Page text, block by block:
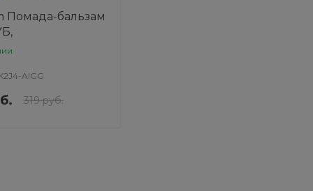
Помада-бальзам
цвет
AIGG
319 руб.